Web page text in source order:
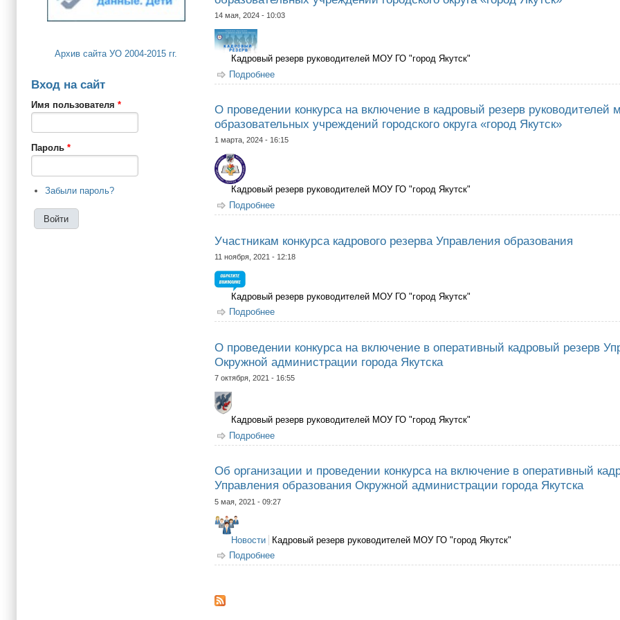
Архив сайта УО 2004-2015 гг.
Вход на сайт
Имя пользователя *
Пароль *
Забыли пароль?
14 мая, 2024 - 10:03
Кадровый резерв руководителей МОУ ГО "город Якутск"
Подробнее
Якутск»
О проведении конкурса на включение в кадровый резерв руководителей
образовательных учреждений городского округа «город Якутск»
1 марта, 2024 - 16:15
Кадровый резерв руководителей МОУ ГО "город Якутск"
Подробнее
Якутск»
Участникам конкурса кадрового резерва Управления образования
11 ноября, 2021 - 12:18
Кадровый резерв руководителей МОУ ГО "город Якутск"
Подробнее
О проведении конкурса на включение в оперативный кадровый резерв
Окружной администрации города Якутска
7 октября, 2021 - 16:55
Кадровый резерв руководителей МОУ ГО "город Якутск"
Подробнее
Об организации и проведении конкурса на включение в оперативный
Управления образования Окружной администрации города Якутска
5 мая, 2021 - 09:27
Новости
Кадровый резерв руководителей МОУ ГО "город Якутск"
Подробнее о Об организации и проведении конкурса на включение в оперативный
Якутска